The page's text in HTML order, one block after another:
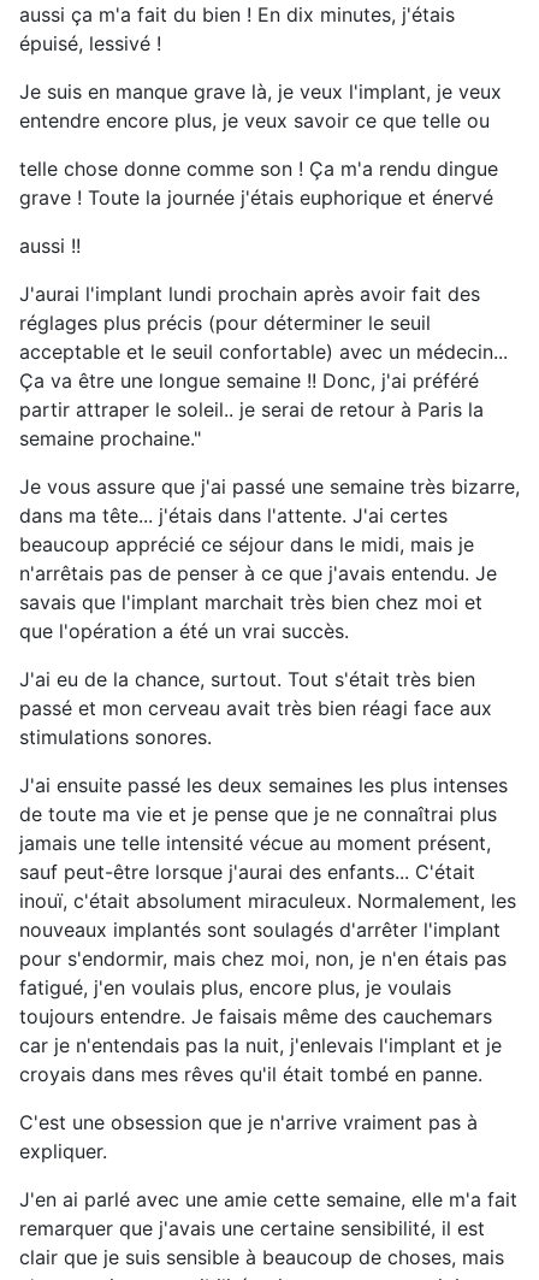
aussi ça m'a fait du bien ! En dix minutes, j'étais
épuisé, lessivé !
Je suis en manque grave là, je veux l'implant, je veux
entendre encore plus, je veux savoir ce que telle ou
telle chose donne comme son ! Ça m'a rendu dingue
grave ! Toute la journée j'étais euphorique et énervé
aussi !!
J'aurai l'implant lundi prochain après avoir fait des
réglages plus précis (pour déterminer le seuil
acceptable et le seuil confortable) avec un médecin...
Ça va être une longue semaine !! Donc, j'ai préféré
partir attraper le soleil.. je serai de retour à Paris la
semaine prochaine."
Je vous assure que j'ai passé une semaine très bizarre,
dans ma tête... j'étais dans l'attente. J'ai certes
beaucoup apprécié ce séjour dans le midi, mais je
n'arrêtais pas de penser à ce que j'avais entendu. Je
savais que l'implant marchait très bien chez moi et
que l'opération a été un vrai succès.
J'ai eu de la chance, surtout. Tout s'était très bien
passé et mon cerveau avait très bien réagi face aux
stimulations sonores.
J'ai ensuite passé les deux semaines les plus intenses
de toute ma vie et je pense que je ne connaîtrai plus
jamais une telle intensité vécue au moment présent,
sauf peut-être lorsque j'aurai des enfants... C'était
inouï, c'était absolument miraculeux. Normalement, les
nouveaux implantés sont soulagés d'arrêter l'implant
pour s'endormir, mais chez moi, non, je n'en étais pas
fatigué, j'en voulais plus, encore plus, je voulais
toujours entendre. Je faisais même des cauchemars
car je n'entendais pas la nuit, j'enlevais l'implant et je
croyais dans mes rêves qu'il était tombé en panne.
C'est une obsession que je n'arrive vraiment pas à
expliquer.
J'en ai parlé avec une amie cette semaine, elle m'a fait
remarquer que j'avais une certaine sensibilité, il est
clair que je suis sensible à beaucoup de choses, mais